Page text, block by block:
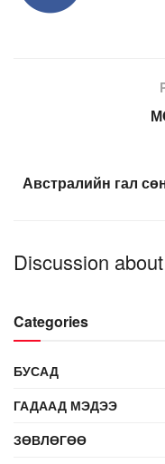
Австралийн гал
Discussion
Categories
БУСАД
ГАДААД МЭДЭЭ
ЗӨВЛӨГӨӨ